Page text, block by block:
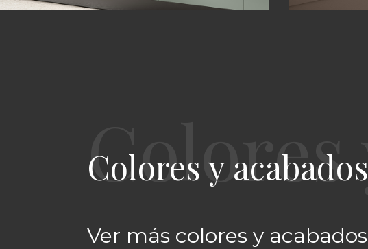
Colores y acabados
Ver más colores y acabados